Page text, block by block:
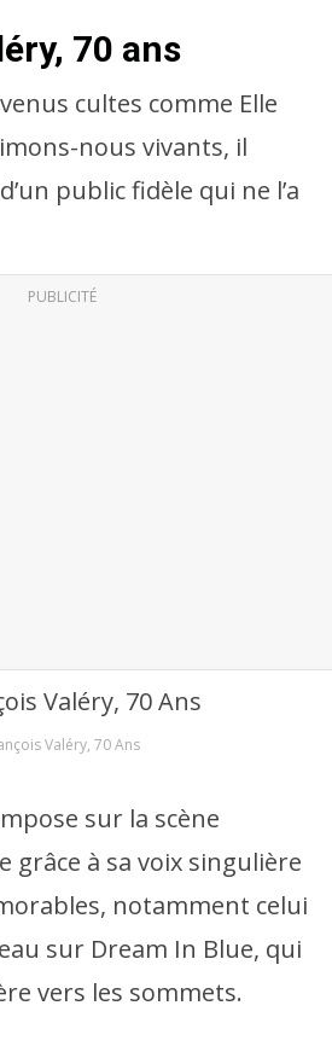
70 ans
cultes comme Elle
nous vivants, il
public fidèle qui ne l’a
PUBLICITÉ
Valéry, 70 Ans
sur la scène
grâce à sa voix singulière
notamment celui
sur Dream In Blue, qui
vers les sommets.